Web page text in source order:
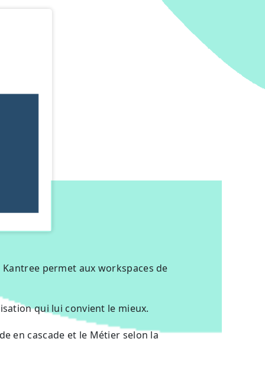
permet aux workspaces de
qui lui convient le mieux.
en cascade et le Métier selon la